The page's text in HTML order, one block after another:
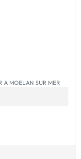
A MOELAN SUR MER